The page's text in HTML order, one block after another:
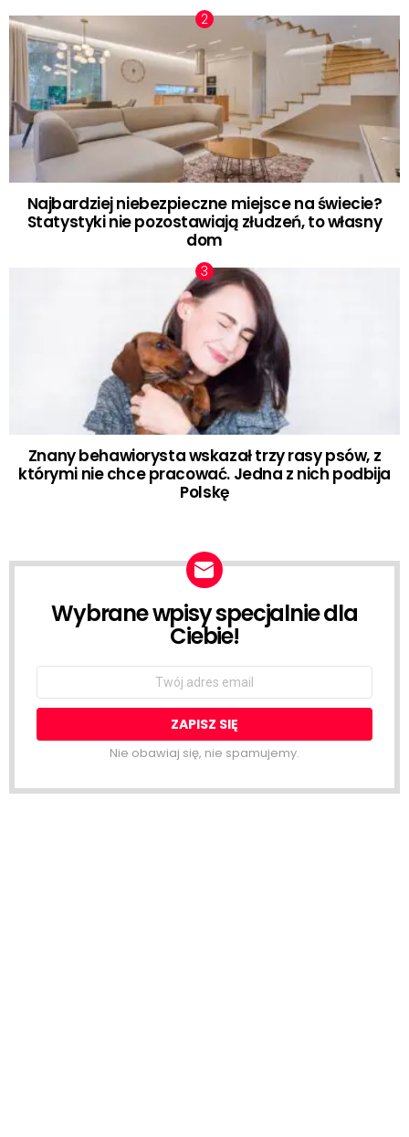
Najbardziej niebezpieczne miejsce na świecie?
Statystyki nie pozostawiają złudzeń, to własny
dom
Znany behawiorysta wskazał trzy rasy psów, z
którymi nie chce pracować. Jedna z nich podbija
Polskę
NEWSLETTER
Wybrane wpisy specjalnie dla
Ciebie!
Nie obawiaj się, nie spamujemy.